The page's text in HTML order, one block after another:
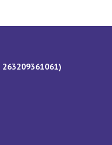
263209361061)